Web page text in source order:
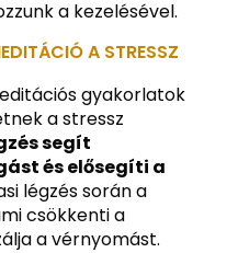
a kezelésével.
A STRESSZ
gyakorlatok
a stressz
segít
és elősegíti a
légzés során a
csökkenti a
a vérnyomást.